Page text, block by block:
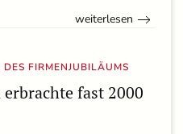
weiterlesen
FIRMENJUBILÄUMS
fast 2000